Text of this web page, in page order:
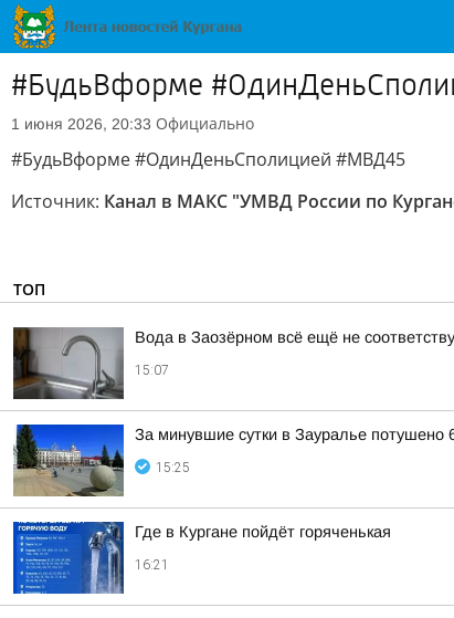
#БудьВформе
1 июня 2026, 20:33 Официально
#БудьВформе #ОдинДеньСполицией #МВД45
Источник: Канал в МАКС "УМВД России по
ТОП
Вода в Заозёрном всё ещё не
15:07
За минувшие сутки в Зауралье потушено
15:25
Где в Кургане пойдёт горяченькая
16:21